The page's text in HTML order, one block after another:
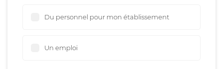
Du personnel pour mon établissement
Un emploi